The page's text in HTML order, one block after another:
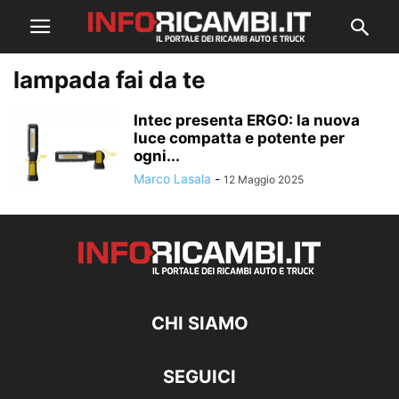
lampada fai da te
Intec presenta ERGO: la nuova
luce compatta e potente per
ogni...
Marco Lasala - 12 Maggio 2025
CHI SIAMO
SEGUICI